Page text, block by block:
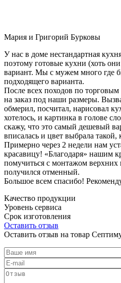
Мария и Григорий Бурковы
У нас в доме нестандартная
поэтому готовые кухни (хоть
вариант. Мы с мужем много где
подходящего варианта.
После всех походов по
на заказ под наши размеры.
обмерил, посчитал, нарисовал
хотелось, и картинка в голове
скажу, что это самый дешевый
вписалась и цвет выбрала такой,
Примерно через 2 недели нам
красавицу! «Благодаря» нашим
помучиться с монтажом верхних
получился отменный.
Большое всем спасибо!
Качество продукции
Уровень сервиса
Срок изготовления
Оставить отзыв
Оставить отзыв на товар